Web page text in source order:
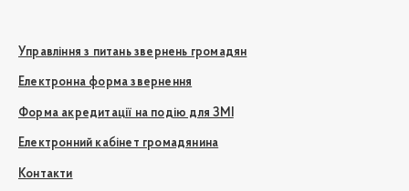
Управління з питань звернень громадян
Електронна форма звернення
Форма акредитації на подію для ЗМІ
Електронний кабінет громадянина
Контакти